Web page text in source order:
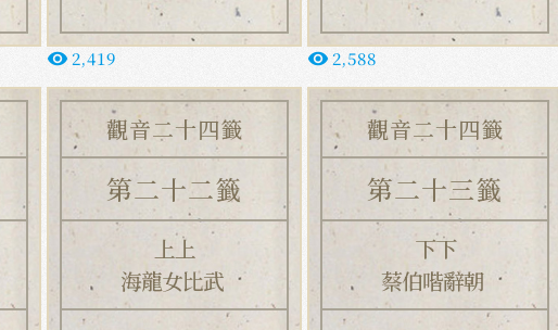
remove_red_eye 2,419 remove_red_eye 2,588
觀音二十四籤
第二十二籤
上上
海龍女比武
觀音二十四籤
第二十三籤
下下
蔡伯喈辭朝